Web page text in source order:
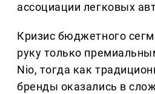
ассоциации легковых
Кризис бюджетного
руку только
Nio, тогда как
бренды оказались в